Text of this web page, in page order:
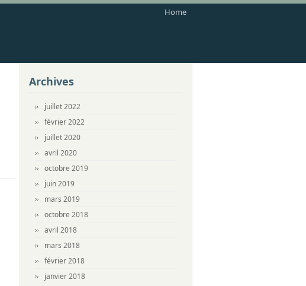
Home
Archives
juillet 2022
février 2022
juillet 2020
avril 2020
octobre 2019
juin 2019
mars 2019
octobre 2018
avril 2018
mars 2018
février 2018
janvier 2018